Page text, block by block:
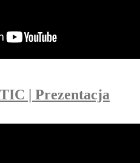
| Prezentacja